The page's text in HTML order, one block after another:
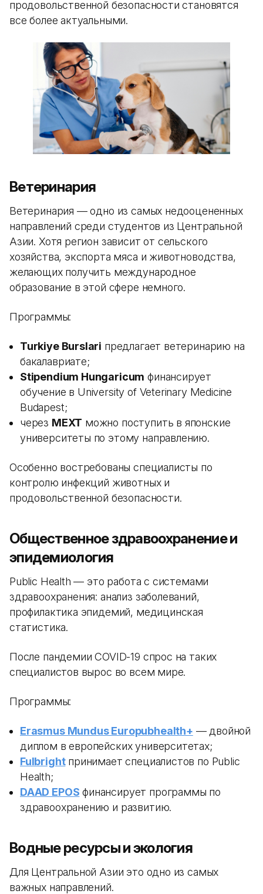
продовольственной безопасности становятся
все более актуальными.
Ветеринария
Ветеринария — одно из самых недооцененных
направлений среди студентов из Центральной
Азии. Хотя регион зависит от сельского
хозяйства, экспорта мяса и животноводства,
желающих получить международное
образование в этой сфере немного.
Программы:
Turkiye Burslari предлагает ветеринарию на
бакалавриате;
Stipendium Hungaricum финансирует
обучение в University of Veterinary Medicine
Budapest;
через MEXT можно поступить в японские
университеты по этому направлению.
Особенно востребованы специалисты по
контролю инфекций животных и
продовольственной безопасности.
Общественное здравоохранение и
эпидемиология
Public Health — это работа с системами
здравоохранения: анализ заболеваний,
профилактика эпидемий, медицинская
статистика.
После пандемии COVID-19 спрос на таких
специалистов вырос во всем мире.
Программы:
Erasmus Mundus Europubhealth+ — двойной
диплом в европейских университетах;
Fulbrightпринимает специалистов по Public
Health;
DAAD EPOS финансирует программы по
здравоохранению и развитию.
Водные ресурсы и экология
Для Центральной Азии это одно из самых
важных направлений.